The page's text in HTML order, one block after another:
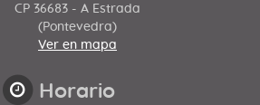
CP 36683 - A Estrada
(Pontevedra)
Ver en mapa
Horario